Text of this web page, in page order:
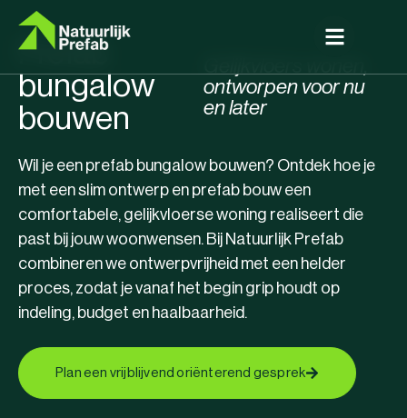
Prefab
bungalow
bouwen
ontworpen voor nu
en later
Wil je een prefab bungalow bouwen? Ontdek hoe je
met een slim ontwerp en prefab bouw een
comfortabele, gelijkvloerse woning realiseert die
past bij jouw woonwensen. Bij Natuurlijk Prefab
combineren we ontwerpvrijheid met een helder
proces, zodat je vanaf het begin grip houdt op
indeling, budget en haalbaarheid.
Plan een vrijblijvend oriënterend gesprek